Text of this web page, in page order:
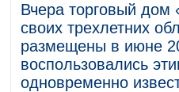
Вчера торговый дом
своих трехлетних
размещены в июне
воспользовались
одновременно